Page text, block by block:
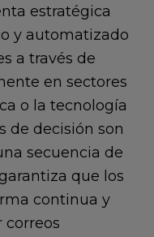
estratégica
y automatizado
a través de
en sectores
o la tecnología
de decisión son
secuencia de
que los
continua y
correos